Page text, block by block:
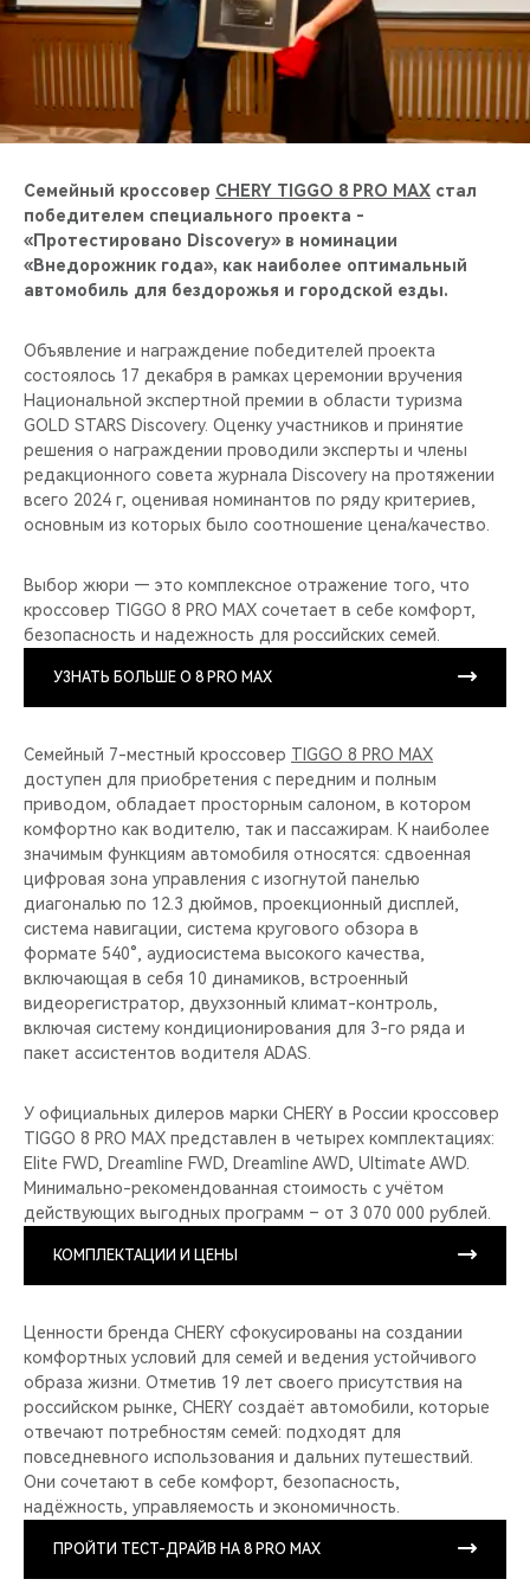
НАШИ МЕРОПРИЯТИЯ
ВИДЕООБЗОРЫ
CHERY ДЛЯ ДЕТЕЙ
Семейный кроссовер CHERY TIGGO 8 PRO MAX стал
победителем специального проекта -
«Протестировано Discovery» в номинации
«Внедорожник года», как наиболее оптимальный
автомобиль для бездорожья и городской езды.
Объявление и награждение победителей проекта
состоялось 17 декабря в рамках церемонии вручения
Национальной экспертной премии в области туризма
GOLD STARS Discovery. Оценку участников и принятие
решения о награждении проводили эксперты и члены
редакционного совета журнала Discovery на протяжении
всего 2024 г, оценивая номинантов по ряду критериев,
основным из которых было соотношение цена/качество.
Выбор жюри — это комплексное отражение того, что
кроссовер TIGGO 8 PRO MAX сочетает в себе комфорт,
безопасность и надежность для российских семей.
УЗНАТЬ БОЛЬШЕ О 8 PRO MAX
Семейный 7-местный кроссовер TIGGO 8 PRO MAX
доступен для приобретения с передним и полным
приводом, обладает просторным салоном, в котором
комфортно как водителю, так и пассажирам. К наиболее
значимым функциям автомобиля относятся: cдвоенная
цифровая зона управления с изогнутой панелью
диагональю по 12.3 дюймов, проекционный дисплей,
система навигации, система кругового обзора в
формате 540°, аудиосистема высокого качества,
включающая в себя 10 динамиков, встроенный
видеорегистратор, двухзонный климат-контроль,
включая систему кондиционирования для 3-го ряда и
пакет ассистентов водителя ADAS.
У официальных дилеров марки CHERY в России кроссовер
TIGGO 8 PRO MAX представлен в четырех комплектациях:
Elite FWD, Dreamline FWD, Dreamline AWD, Ultimate AWD.
Минимально-рекомендованная стоимость с учётом
действующих выгодных программ – от 3 070 000 рублей.
КОМПЛЕКТАЦИИ И ЦЕНЫ
Ценности бренда CHERY сфокусированы на создании
комфортных условий для семей и ведения устойчивого
образа жизни. Отметив 19 лет своего присутствия на
российском рынке, CHERY создаёт автомобили, которые
отвечают потребностям семей: подходят для
повседневного использования и дальних путешествий.
Они сочетают в себе комфорт, безопасность,
надёжность, управляемость и экономичность.
ПРОЙТИ ТЕСТ-ДРАЙВ НА 8 PRO MAX